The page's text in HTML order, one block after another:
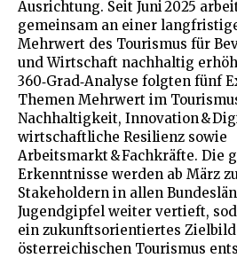
Ausrichtung. Seit Juni 2025
gemeinsam an einer
Mehrwert des Tourismus für
und Wirtschaft nachhaltig
360‑Grad‑Analyse folgten fünf
Themen Mehrwert im
Nachhaltigkeit, Innovation &
wirtschaftliche Resilienz sowie
Arbeitsmarkt & Fachkräfte. Die
Erkenntnisse werden ab März
Stakeholdern in allen
Jugendgipfel weiter vertieft,
ein zukunftsorientiertes
österreichischen Tourismus